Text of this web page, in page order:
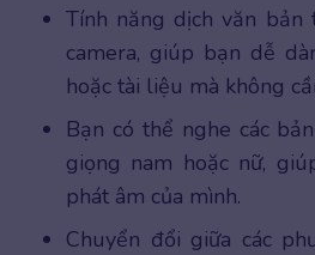
Tính năng dịch văn bản
camera, giúp bạn dễ
hoặc tài liệu mà không
Bạn có thể nghe các
giọng nam hoặc nữ,
phát âm của mình.
Chuyển đổi giữa các